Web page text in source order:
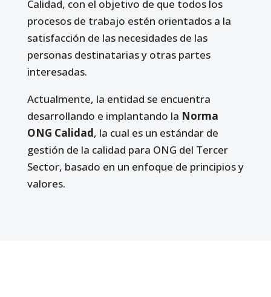
Calidad, con el objetivo de que todos los
procesos de trabajo estén orientados a la
satisfacción de las necesidades de las
personas destinatarias y otras partes
interesadas.
Actualmente, la entidad se encuentra
desarrollando e implantando la Norma
ONG Calidad, la cual es un estándar de
gestión de la calidad para ONG del Tercer
Sector, basado en un enfoque de principios y
valores.